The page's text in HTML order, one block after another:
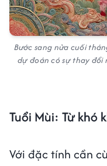
Bước sang nửa cuối
dự đoán có sự thay đổi
Tuổi Mùi: Từ khó
Với đặc tính cần